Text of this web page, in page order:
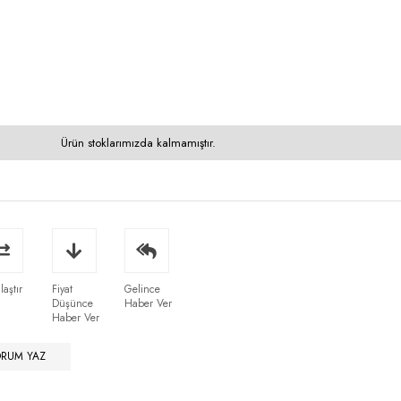
Ürün stoklarımızda kalmamıştır.
Fiyat
Düşünce
Haber Ver
Gelince
Haber Ver
YAZ